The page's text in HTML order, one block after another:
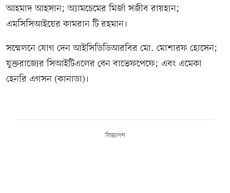
আহমাদ আহসান; অ্যামচেমের মির্জা সজীব রায়হান;
এমসিসিআইয়ের কামরান টি রহমান।
সম্মেলনে যোগ দেন আইসিডিডিআরবির মো. মোশারফ হোসেন;
যুক্তরাজ্যের সিআইটিএলের বেন বাভেফপেফে; এবং এমেকা
হেনরি এগসন (কানাডা)।
বিজ্ঞাপন